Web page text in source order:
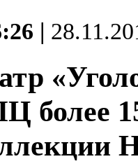
|
более